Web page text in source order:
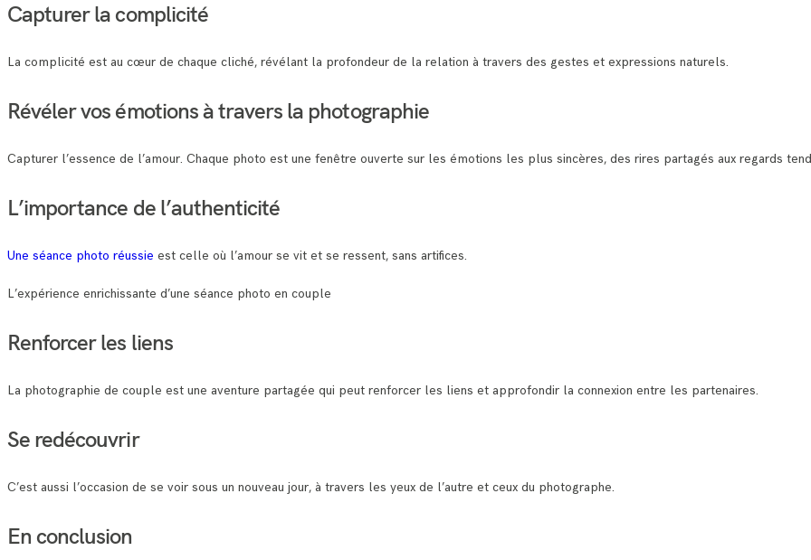
Capturer la complicité
La complicité est au cœur de chaque cliché, révélant la profondeur de la relation à travers des gestes et expressions naturels.
Révéler vos émotions à travers la photographie
Capturer l’essence de l’amour. Chaque photo est une fenêtre ouverte sur les émotions les plus sincères, des rires partagés aux regards
L’importance de l’authenticité
Une séance photo réussie est celle où l’amour se vit et se ressent, sans artifices.
L’expérience enrichissante d’une séance photo en couple
Renforcer les liens
La photographie de couple est une aventure partagée qui peut renforcer les liens et approfondir la connexion entre les partenaires.
Se redécouvrir
C’est aussi l’occasion de se voir sous un nouveau jour, à travers les yeux de l’autre et ceux du photographe.
En conclusion